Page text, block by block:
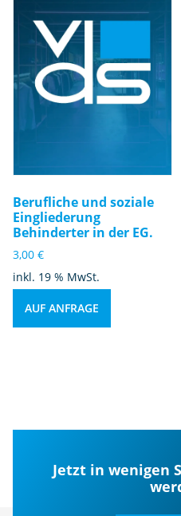
Berufliche und soziale
Eingliederung
Behinderter in der EG.
3,00 €
inkl. 19 % MwSt.
AUF ANFRAGE
Jetzt in wenigen